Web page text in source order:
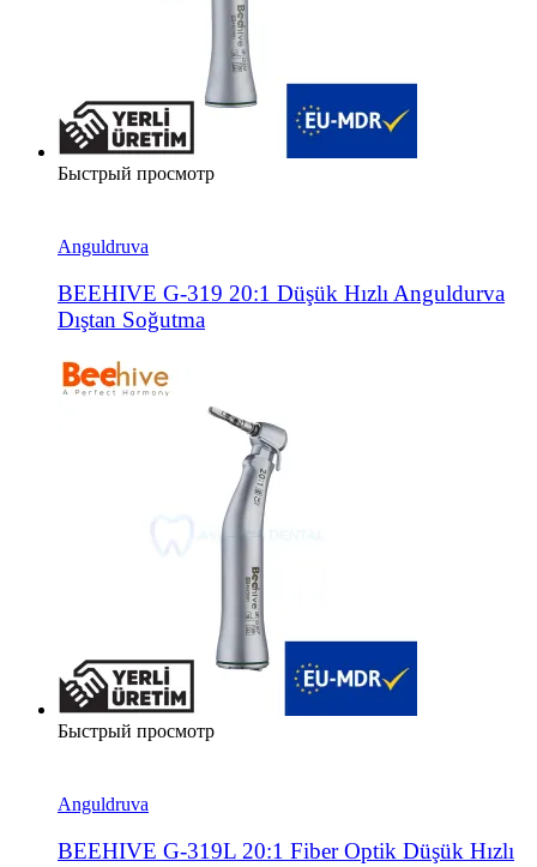
Быстрый просмотр
Anguldruva
BEEHIVE G-319 20:1 Düşük Hızlı Anguldurva
Dıştan Soğutma
Быстрый просмотр
Anguldruva
BEEHIVE G-319L 20:1 Fiber Optik Düşük Hızlı